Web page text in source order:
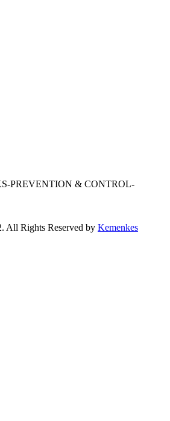
PREVENTION & CONTROL-
All Rights Reserved by Kemenkes